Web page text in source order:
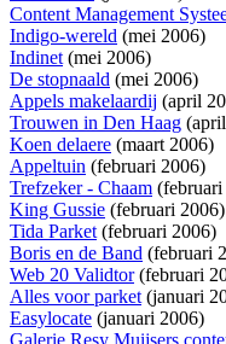
Content Management
Indigo-wereld (mei 2006)
Indinet(mei 2006)
De stopnaald (mei 2006)
Appels makelaardij (april
Trouwen in Den Haag
Koen delaere (maart 2006)
Appeltuin (februari 2006)
Trefzeker - Chaam
King Gussie (februari 2006)
Tida Parket(februari 2006)
Boris en de Band (februari
Web 20 Validtor(februari
Alles voor parket(januari
Easylocate (januari 2006)